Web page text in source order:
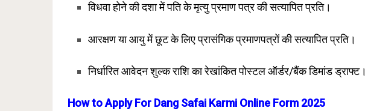
विधवा होने की दशा में पति के मृत्यु प्रमाण पत्र की सत्यापितप्रति।
आरक्षण या आयु में छूट के लिए प्रासंगिक प्रमाणपत्रों की सत्यापित प्रति।
निर्धारित आवेदन शुल्क राशि का रेखांकित पोस्टल ऑर्डर/बैंक डिमांड ड्राफ्ट।
How to Apply For Dang Safai Karmi Online Form 2025